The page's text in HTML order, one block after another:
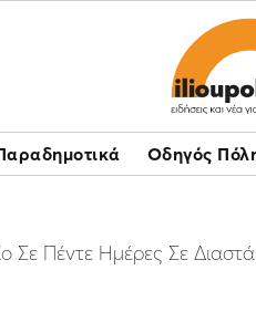
Οδηγός
Σε Πέντε Ημέρες Σε